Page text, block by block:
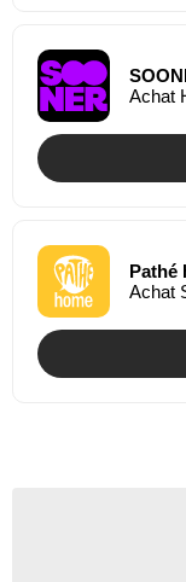
Achat
Pathé
Achat